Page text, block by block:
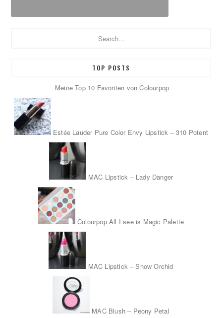
TOP POSTS
Meine Top 10 Favoriten von Colourpop
Estée Lauder Pure Color Envy Lipstick – 310 Potent
MAC Lipstick – Lady Danger
Colourpop All I see is Magic Palette
MAC Lipstick – Show Orchid
MAC Blush – Peony Petal